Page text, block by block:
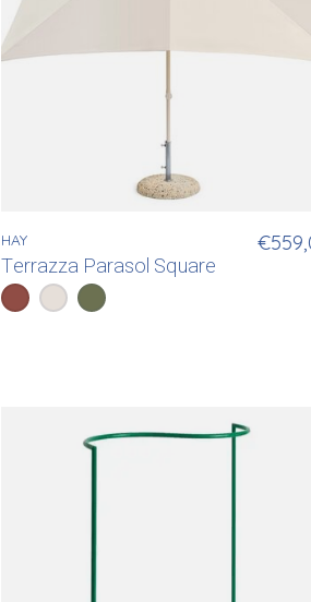
HAY
Terrazza Parasol Square
Color: — Off White/Burgundy
Off White/Burgundy
Off White/Grey
Green/Dark Green